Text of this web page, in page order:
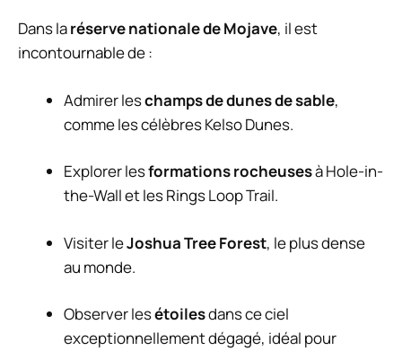
Dans laréserve nationale de Mojave, il est
incontournable de :
Admirer leschamps de dunes de sable,
comme les célèbres Kelso Dunes.
Explorer lesformations rocheusesà Hole-in-
the-Wall et les Rings Loop Trail.
Visiter leJoshua Tree Forest, le plus dense
au monde.
Observer lesétoilesdans ce ciel
exceptionnellement dégagé, idéal pour